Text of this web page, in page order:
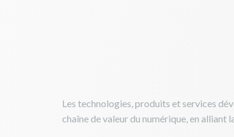
Les technologies, produits et services
chaîne de valeur du numérique, en alliant